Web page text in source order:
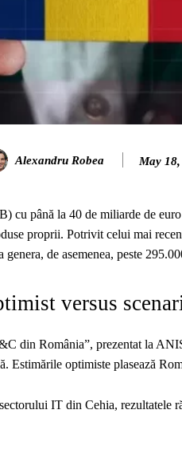
Alexandru Robea May
cu până la 40 de miliarde de
proprii. Potrivit celui mai
de asemenea, peste
versus
din România”, prezentat la
Estimările optimiste plasează
IT din Cehia, rezultatele